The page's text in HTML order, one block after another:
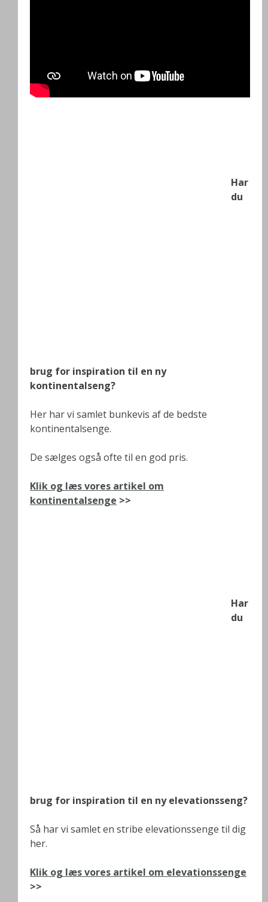
Har
du
brug for inspiration til en ny
kontinentalseng?
Her har vi samlet bunkevis af de bedste
kontinentalsenge.
De sælges også ofte til en god pris.
Klik og læs vores artikel om
kontinentalsenge >>
Har
du
brug for inspiration til en ny elevationsseng?
Så har vi samlet en stribe elevationssenge til dig
her.
Klik og læs vores artikel om elevationssenge
>>